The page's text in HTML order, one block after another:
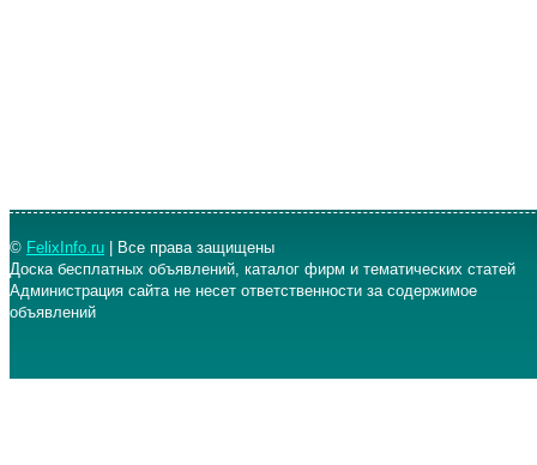
© FelixInfo.ru | Все права защищены
Доска бесплатных объявлений, каталог фирм и тематических статей
Администрация сайта не несет ответственности за содержимое
объявлений